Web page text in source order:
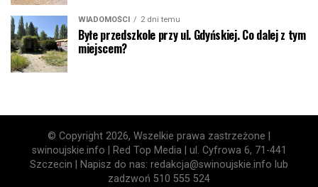
WIADOMOŚCI 2 dni temu
Byłe przedszkole przy ul. Gdyńskiej. Co dalej z tym
miejscem?
© Copyright 2026, Wszelkie prawa zastrzeżone |
swinoujskie.info | Red Top Media | ul. Cyfrowa 6, 71-441
Szczecin | Napisz do nas: redakcja@swinoujskie.info lub
zadzwoń 510 555 524